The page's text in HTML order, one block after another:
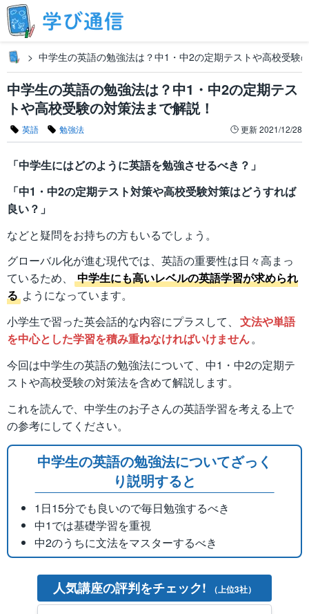
中学生の英語の勉強法は？中1・中2の定期テストや高校受験
中学生の英語の勉強法は？中1・中2の定期テス
トや高校受験の対策法まで解説！
英語 勉強法 更新2021/12/28
「中学生にはどのように英語を勉強させるべき？」
「中1・中2の定期テスト対策や高校受験対策はどうすれば
良い？」
などと疑問をお持ちの方もいるでしょう。
グローバル化が進む現代では、英語の重要性は日々高まっ
ているため、
中学生にも高いレベルの英語学習が求められ
る ようになっています。
小学生で習った英会話的な内容にプラスして、 文法や単語
を中心とした学習を積み重ねなければいけません。
今回は中学生の英語の勉強法について、中1・中2の定期テ
ストや高校受験の対策法を含めて解説します。
これを読んで、中学生のお子さんの英語学習を考える上で
の参考にしてください。
中学生の英語の勉強法についてざっく
り説明すると
1日15分でも良いので毎日勉強するべき
中1では基礎学習を重視
中2のうちに文法をマスターするべき
人気講座の評判をチェック! （上位3社）